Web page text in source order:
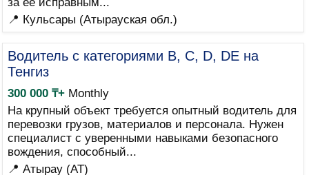
📍 Кульсары (Атырауская обл.)
Водитель с категориями B, C, D, DE на
Тенгиз
300 000 ₸+Monthly
На крупный объект требуется опытный водитель для
перевозки грузов, материалов и персонала. Нужен
специалист с уверенными навыками безопасного
вождения, способный...
📍 Атырау (AT)